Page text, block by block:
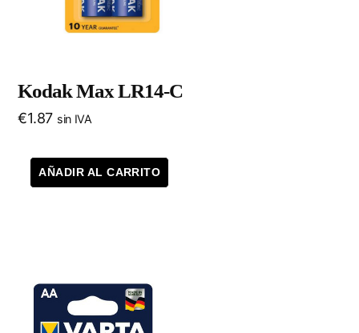
Kodak Max LR14-C
€1.87 sin IVA
AÑADIR AL CARRITO